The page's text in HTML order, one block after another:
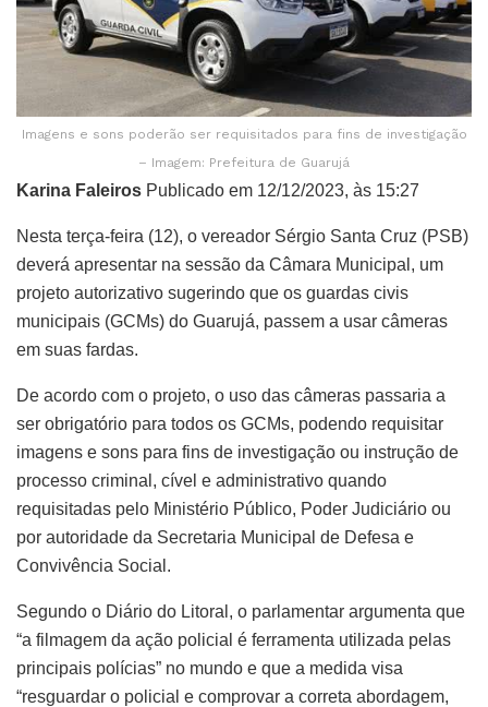
Imagens e sons poderão ser requisitados para fins de investigação
– Imagem: Prefeitura de Guarujá
Karina Faleiros Publicado em 12/12/2023, às 15:27
Nesta terça-feira (12), o vereador Sérgio Santa Cruz (PSB)
deverá apresentar na sessão da Câmara Municipal, um
projeto autorizativo sugerindo que os guardas civis
municipais (GCMs) do Guarujá, passem a usar câmeras
em suas fardas.
De acordo com o projeto, o uso das câmeras passaria a
ser obrigatório para todos os GCMs, podendo requisitar
imagens e sons para fins de investigação ou instrução de
processo criminal, cível e administrativo quando
requisitadas pelo Ministério Público, Poder Judiciário ou
por autoridade da Secretaria Municipal de Defesa e
Convivência Social.
Segundo o Diário do Litoral, o parlamentar argumenta que
“a filmagem da ação policial é ferramenta utilizada pelas
principais polícias” no mundo e que a medida visa
“resguardar o policial e comprovar a correta abordagem,